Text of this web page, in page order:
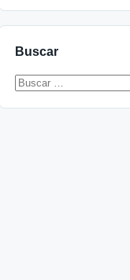
Buscar
Buscar: